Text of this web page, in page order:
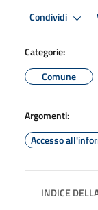
Condividi
Categorie:
Comune
Argomenti:
Accesso
INDICE